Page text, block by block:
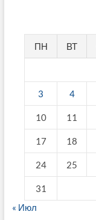
ПН ВТ
3 4
10 11
17 18
24 25
31
« Июл